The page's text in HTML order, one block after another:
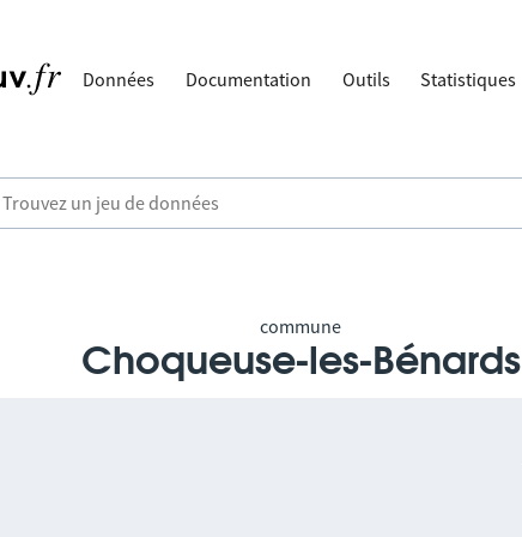
Données Documentation Outils Statistiques
commune
Choqueuse-les-Bénards